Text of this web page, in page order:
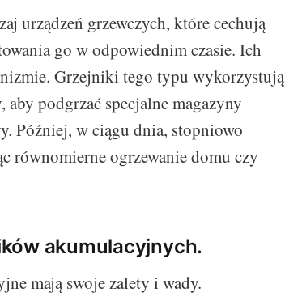
urządzeń grzewczych, które cechują
go w odpowiednim czasie. Ich
Grzejniki tego typu wykorzystują
aby podgrzać specjalne magazyny
Później, w ciągu dnia, stopniowo
równomierne ogrzewanie domu czy
akumulacyjnych.
mają swoje zalety i wady.